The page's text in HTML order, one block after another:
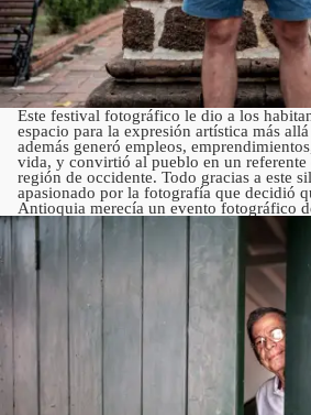
Este festival fotográfico le dio a los
espacio para la expresión artística más
además generó empleos,
vida, y convirtió al pueblo en un
región de occidente. Todo gracias a este
apasionado por la fotografía que decidió
Antioquia merecía un evento fotográfico